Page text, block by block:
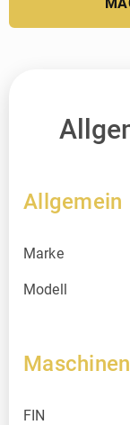
Allgemein
Marke
Modell
FIN